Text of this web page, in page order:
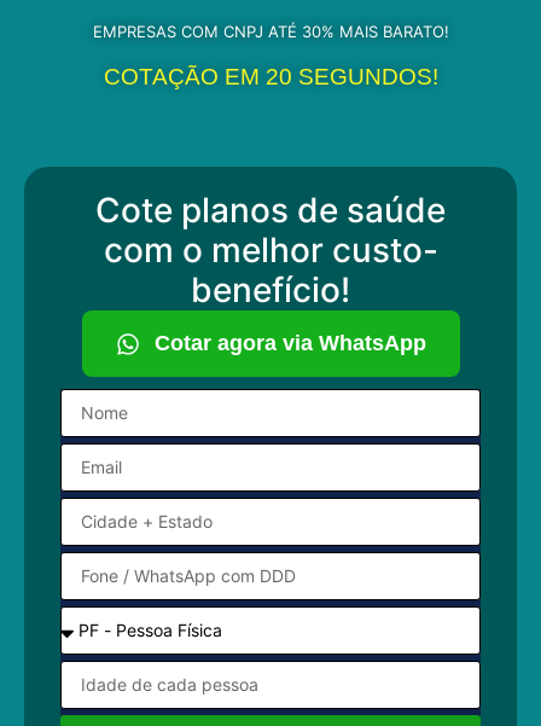
EMPRESAS COM CNPJ ATÉ 30% MAIS BARATO!
COTAÇÃO EM 20 SEGUNDOS!
Cote planos de saúde
com o melhor custo-
benefício!
Cotar agora via WhatsApp